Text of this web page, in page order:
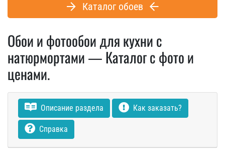
Каталог обоев
Обои и фотообои для кухни с
натюрмортами — Каталог с фото и
ценами.
Описание раздела Как заказать?
Справка